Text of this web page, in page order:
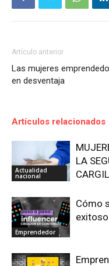
Artículo anterior
Las mujeres
en desventaja
Artículos relacionados
Actualidad
nacional
LA
Emprendedor
Cómo